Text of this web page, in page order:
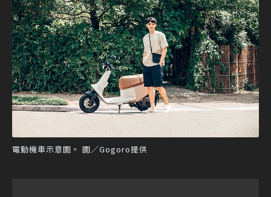
電動機車示意圖。 圖／Gogoro提供